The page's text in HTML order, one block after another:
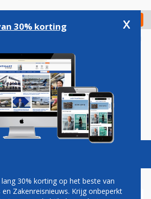
Check in
Podcasts Vacatures
30% korting x
30% korting op het beste van
Zakenreisnieuws. Krijg onbeperkt